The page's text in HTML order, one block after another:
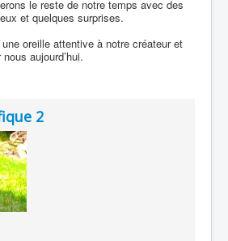
le reste de notre temps avec des
et quelques surprises.
oreille attentive à notre créateur et
aujourd’hui.
2